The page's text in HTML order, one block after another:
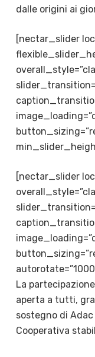
dalle origini ai
[nectar_slider
[nectar_slider
La
aperta a tutti,
sostegno di
Cooperativa